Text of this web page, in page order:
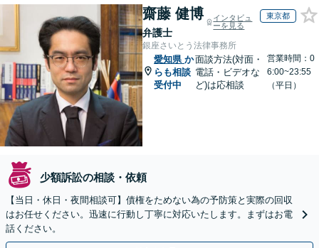
齋藤 健博
弁護士
インタビュ
ーを見る
東京都
銀座さいとう法律事務所
愛知県 か
らも相談
受付中
面談方法(対面・
電話・ビデオな
ど)は応相談
営業時間：0
6:00~23:55
（平日）
少額訴訟の相談・依頼
【当日・休日・夜間相談可】債権をためない為の予防策と実際の回収
はお任せください。迅速に行動し丁寧に対応いたします。まずはお電
話ください。